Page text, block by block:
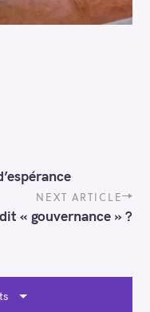
NEXT ARTICLE
« gouvernance » ?